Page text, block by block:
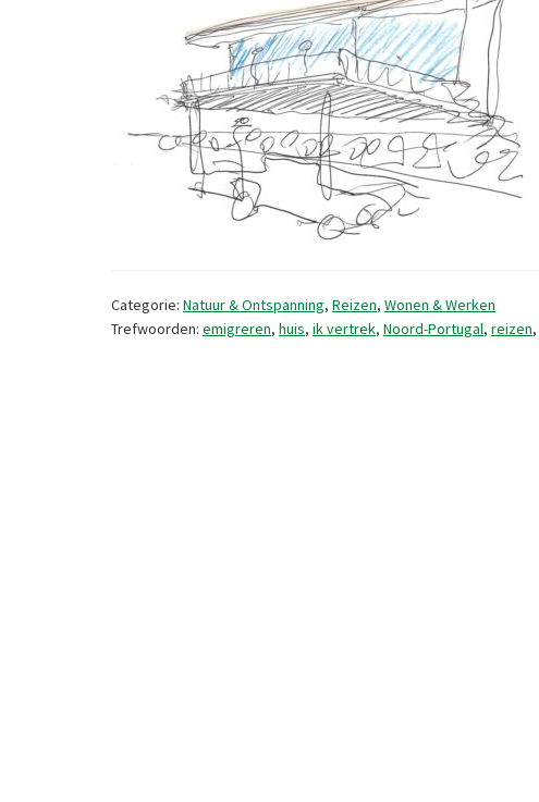
Categorie: Natuur & Ontspanning, Reizen, Wonen & Werken
Trefwoorden: emigreren, huis, ik vertrek, Noord-Portugal, reizen,